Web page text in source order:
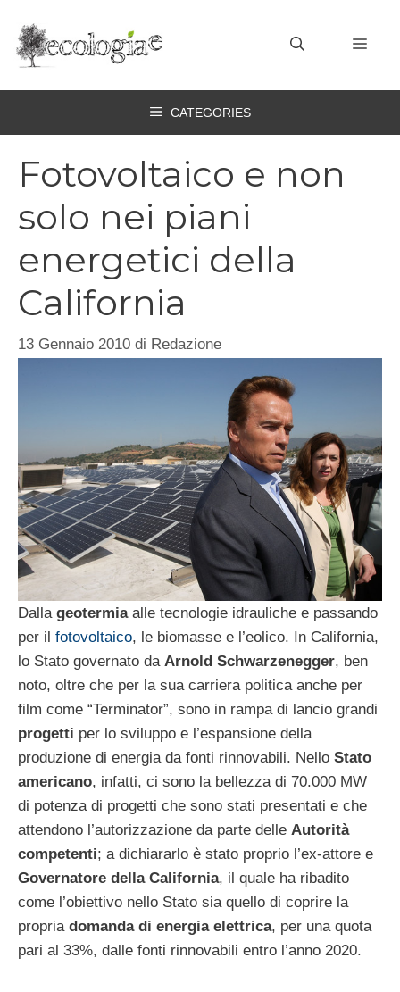
contenuto
CATEGORIES
Fotovoltaico e non
solo nei piani
energetici della
California
13 Gennaio 2010 di Redazione
Dalla geotermiaalle tecnologie idrauliche e passando
per il fotovoltaico, le biomasse e l’eolico. In California,
lo Stato governato da Arnold Schwarzenegger, ben
noto, oltre che per la sua carriera politica anche per
film come “Terminator”, sono in rampa di lancio grandi
progetti per lo sviluppo e l’espansione della
produzione di energia da fonti rinnovabili. Nello Stato
americano, infatti, ci sono la bellezza di 70.000 MW
di potenza di progetti che sono stati presentati e che
attendono l’autorizzazione da parte delle Autorità
competenti; a dichiararlo è stato proprio l’ex-attore e
Governatore della California, il quale ha ribadito
come l’obiettivo nello Stato sia quello di coprire la
propria domanda di energia elettrica, per una quota
pari al 33%, dalle fonti rinnovabili entro l’anno 2020.